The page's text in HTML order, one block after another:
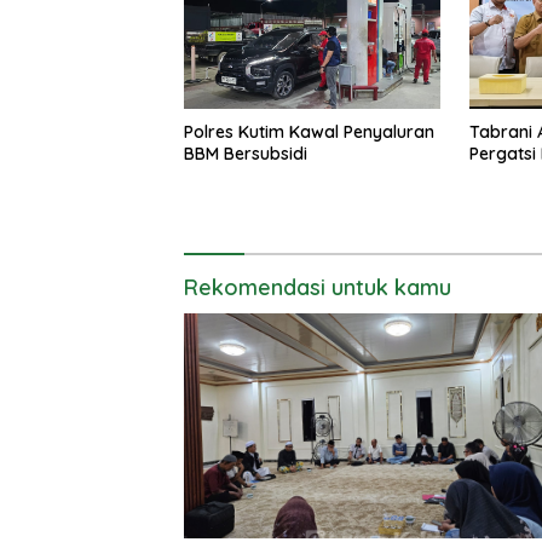
Polres Kutim Kawal Penyaluran
BBM Bersubsidi
Tabrani
Pergatsi
Rekomendasi untuk kamu